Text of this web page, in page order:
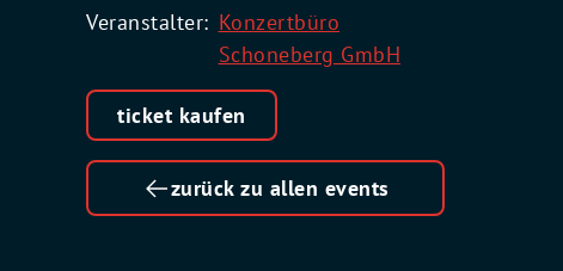
Veranstalter: Konzertbüro
Schoneberg GmbH
ticket kaufen
zurück zu allen events